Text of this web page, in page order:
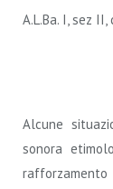
A.L.Ba. I, sez
Alcune
sonora